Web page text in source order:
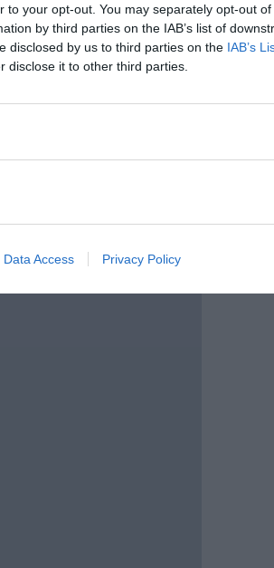
to your opt-out. You may separately opt-out of
by third parties on the IAB’s list of
disclosed by us to third parties on the IAB’s
disclose it to other third parties.
Data Access Privacy Policy